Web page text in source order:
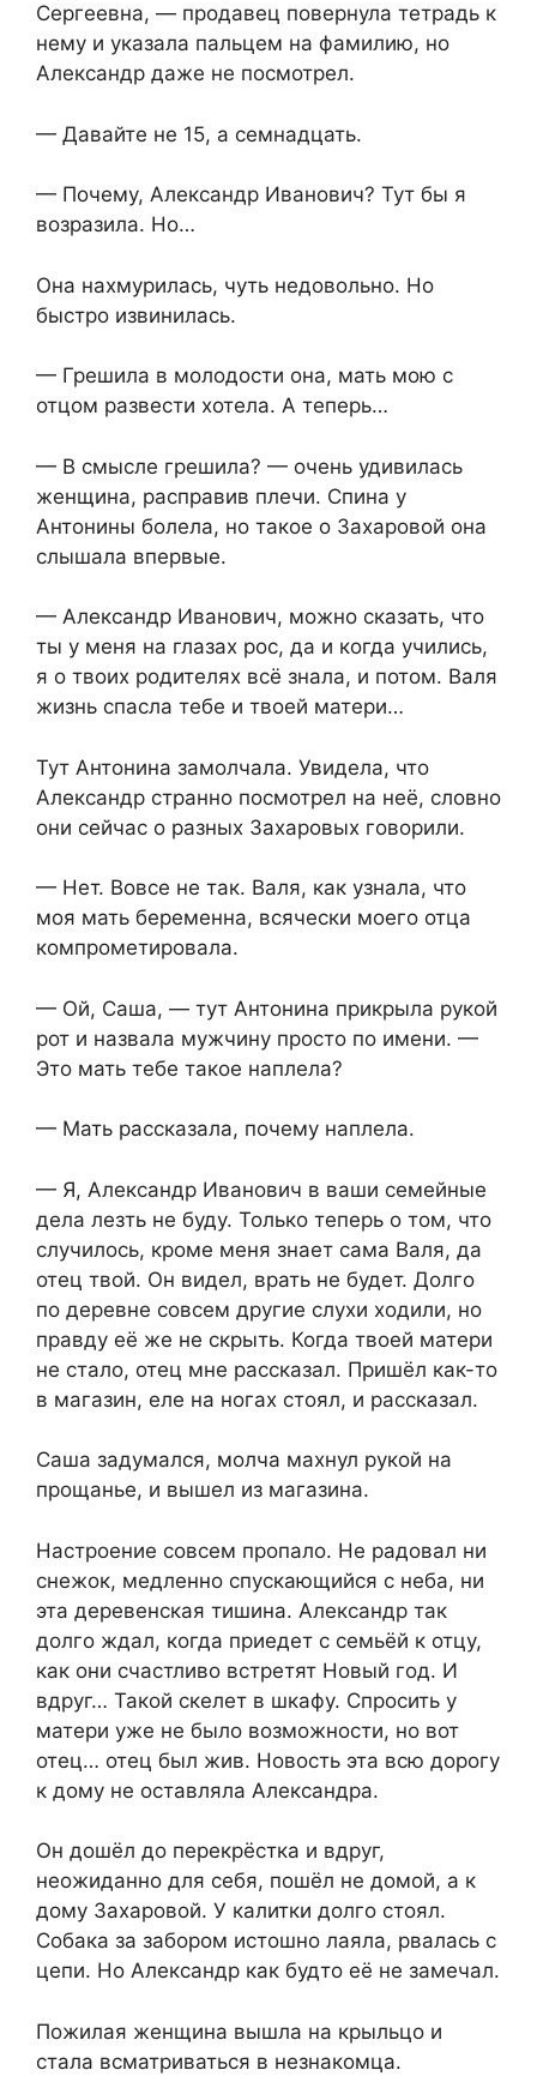
Сергеевна, — продавец повернула тетрадь к
нему и указала пальцем на фамилию, но
Александр даже не посмотрел.
— Давайте не 15, а семнадцать.
— Почему, Александр Иванович? Тут бы я
возразила. Но…
Она нахмурилась, чуть недовольно. Но
быстро извинилась.
— Грешила в молодости она, мать мою с
отцом развести хотела. А теперь…
— В смысле грешила? — очень удивилась
женщина, расправив плечи. Спина у
Антонины болела, но такое о Захаровой она
слышала впервые.
— Александр Иванович, можно сказать, что
ты у меня на глазах рос, да и когда учились,
я о твоих родителях всё знала, и потом. Валя
жизнь спасла тебе и твоей матери…
Тут Антонина замолчала. Увидела, что
Александр странно посмотрел на неё, словно
они сейчас о разных Захаровых говорили.
— Нет. Вовсе не так. Валя, как узнала, что
моя мать беременна, всячески моего отца
компрометировала.
— Ой, Саша, — тут Антонина прикрыла рукой
рот и назвала мужчину просто по имени. —
Это мать тебе такое наплела?
— Мать рассказала, почему наплела.
— Я, Александр Иванович в ваши семейные
дела лезть не буду. Только теперь о том, что
случилось, кроме меня знает сама Валя, да
отец твой. Он видел, врать не будет. Долго
по деревне совсем другие слухи ходили, но
правду её же не скрыть. Когда твоей матери
не стало, отец мне рассказал. Пришёл как-то
в магазин, еле на ногах стоял, и рассказал.
Саша задумался, молча махнул рукой на
прощанье, и вышел из магазина.
Настроение совсем пропало. Не радовал ни
снежок, медленно спускающийся с неба, ни
эта деревенская тишина. Александр так
долго ждал, когда приедет с семьёй к отцу,
как они счастливо встретят Новый год. И
вдруг… Такой скелет в шкафу. Спросить у
матери уже не было возможности, но вот
отец… отец был жив. Новость эта всю дорогу
к дому не оставляла Александра.
Он дошёл до перекрёстка и вдруг,
неожиданно для себя, пошёл не домой, а к
дому Захаровой. У калитки долго стоял.
Собака за забором истошно лаяла, рвалась с
цепи. Но Александр как будто её не замечал.
Пожилая женщина вышла на крыльцо и
стала всматриваться в незнакомца.